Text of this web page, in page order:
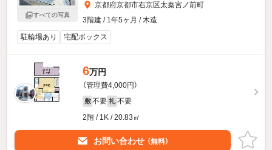
すべての写真
京都府京都市右京区太秦宮ノ前町
3階建 / 1年5ヶ月 / 木造
駐輪場あり
宅配ボックス
6万円
（管理費4,000円）
敷 不要 礼 不要
2階 / 1K / 20.83㎡
お問い合わせ （無料）